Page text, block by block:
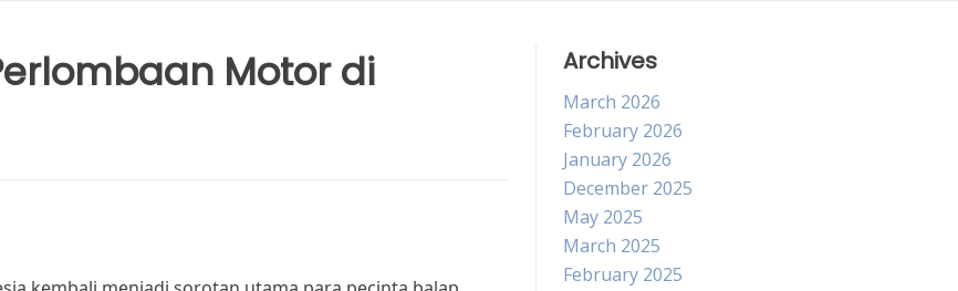
Motor di
Archives
March 2026
February 2026
January 2026
December 2025
May 2025
March 2025
February 2025